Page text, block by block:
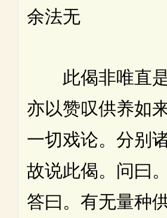
余法无
此偈非唯直是
亦以赞叹供养如
一切戏论。分别
故说此偈。问曰
答曰。有无量种